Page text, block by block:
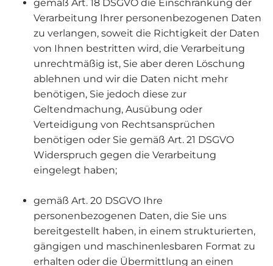
gemäß Art. 18 DSGVO die Einschränkung der
Verarbeitung Ihrer personenbezogenen Daten
zu verlangen, soweit die Richtigkeit der Daten
von Ihnen bestritten wird, die Verarbeitung
unrechtmäßig ist, Sie aber deren Löschung
ablehnen und wir die Daten nicht mehr
benötigen, Sie jedoch diese zur
Geltendmachung, Ausübung oder
Verteidigung von Rechtsansprüchen
benötigen oder Sie gemäß Art. 21 DSGVO
Widerspruch gegen die Verarbeitung
eingelegt haben;
gemäß Art. 20 DSGVO Ihre
personenbezogenen Daten, die Sie uns
bereitgestellt haben, in einem strukturierten,
gängigen und maschinenlesbaren Format zu
erhalten oder die Übermittlung an einen